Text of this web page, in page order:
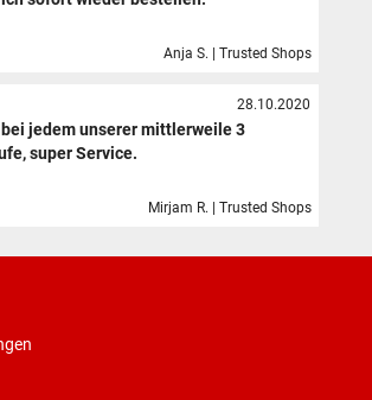
Anja S. | Trusted Shops
28.10.2020
jedem unserer mittlerweile 3
super Service.
Mirjam R. | Trusted Shops